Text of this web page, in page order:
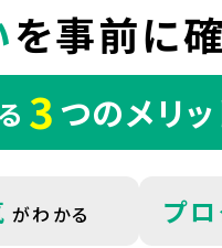
を事前に
3つのメリッ
がわかる プ